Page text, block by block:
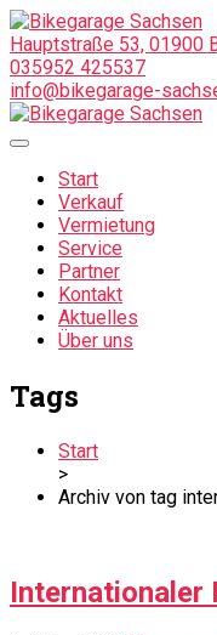
Hauptstraße 53, 01900
035952 425537
info@bikegarage-
Start
Verkauf
Vermietung
Service
Partner
Kontakt
Aktuelles
Über uns
Tags
Start
>
Archiv von tag
Internationaler